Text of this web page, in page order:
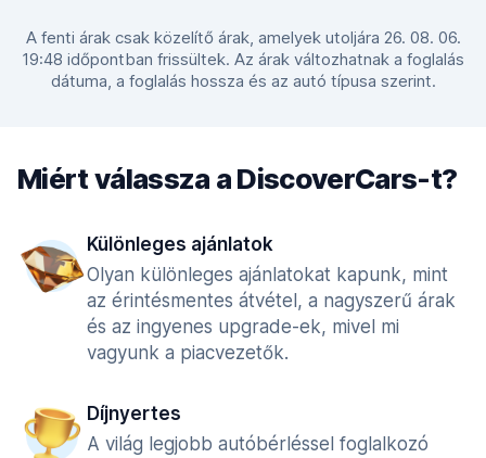
A fenti árak csak közelítő árak, amelyek utoljára 26. 08. 06.
19:48 időpontban frissültek. Az árak változhatnak a foglalás
dátuma, a foglalás hossza és az autó típusa szerint.
Miért válassza a DiscoverCars-t?
Különleges ajánlatok
Olyan különleges ajánlatokat kapunk, mint
az érintésmentes átvétel, a nagyszerű árak
és az ingyenes upgrade-ek, mivel mi
vagyunk a piacvezetők.
Díjnyertes
A világ legjobb autóbérléssel foglalkozó